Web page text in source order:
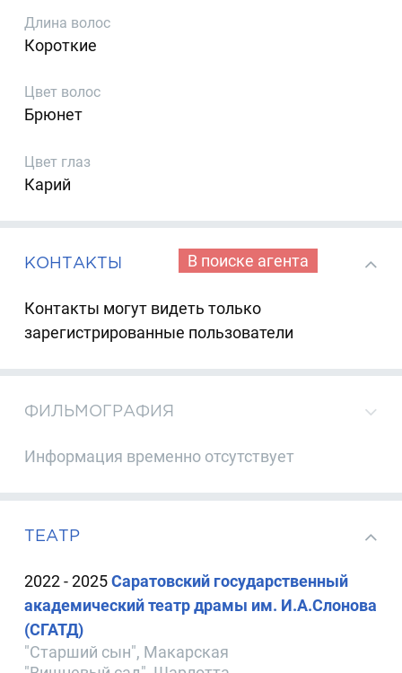
Длина волос
Короткие
Цвет волос
Брюнет
Цвет глаз
Карий
КОНТАКТЫ В поиске агента
Контакты могут видеть только
зарегистрированные пользователи
ФИЛЬМОГРАФИЯ
Информация временно отсутствует
ТЕАТР
2022 - 2025Саратовский государственный
академический театр драмы им. И.А.Слонова
(СГАТД)
"Старший сын", Макарская